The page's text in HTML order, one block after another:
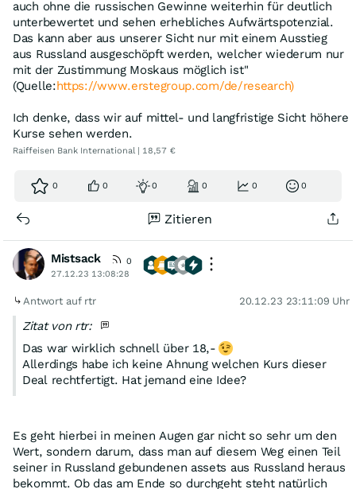
auch ohne die russischen Gewinne weiterhin für deutlich
unterbewertet und sehen erhebliches Aufwärtspotenzial.
Das kann aber aus unserer Sicht nur mit einem Ausstieg
aus Russland ausgeschöpft werden, welcher wiederum nur
mit der Zustimmung Moskaus möglich ist"
(Quelle:https://www.erstegroup.com/de/research)
Ich denke, dass wir auf mittel- und langfristige Sicht höhere
Kurse sehen werden.
Raiffeisen Bank International | 18,57 €
0 0 0 0 0 0
Zitieren
Mistsack
0
27.12.23 13:08:28
Antwort auf rtr 20.12.23 23:11:09 Uhr
Zitat von rtr:
Das war wirklich schnell über 18,-
Allerdings habe ich keine Ahnung welchen Kurs dieser
Deal rechtfertigt. Hat jemand eine Idee?
Es geht hierbei in meinen Augen gar nicht so sehr um den
Wert, sondern darum, dass man auf diesem Weg einen Teil
seiner in Russland gebundenen assets aus Russland heraus
bekommt. Ob das am Ende so durchgeht steht natürlich